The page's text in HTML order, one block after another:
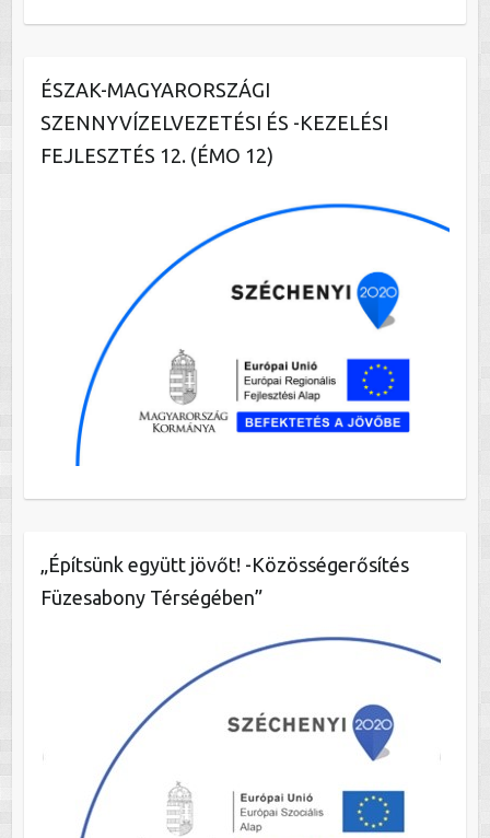
ÉSZAK-MAGYARORSZÁGI
SZENNYVÍZELVEZETÉSI ÉS -KEZELÉSI
FEJLESZTÉS 12. (ÉMO 12)
„Építsünk együtt jövőt! -Közösségerősítés
Füzesabony Térségében”